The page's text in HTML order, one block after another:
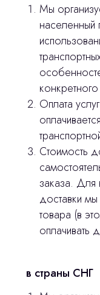
Мы
населенный
Оплата
Стоимость
заказа. Для
доставки
товара (в
оплачивать
в страны СНГ
оставьте
ответим на
© 2024 ЛС Дентал
Главная
Оплата и доставка
Контакты